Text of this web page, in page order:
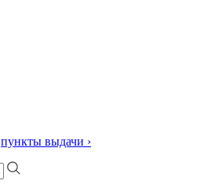
пункты выдачи ›